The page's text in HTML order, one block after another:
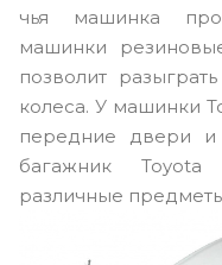
чья машинка
машинки
позволит
колеса. У машинки
передние двери и
багажник
различные